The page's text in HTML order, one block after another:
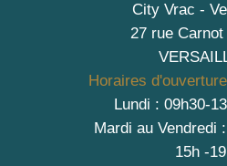
City Vrac -
27 rue Carnot
Horaires
Lundi : 09h30-
Mardi au Vendredi
15h -